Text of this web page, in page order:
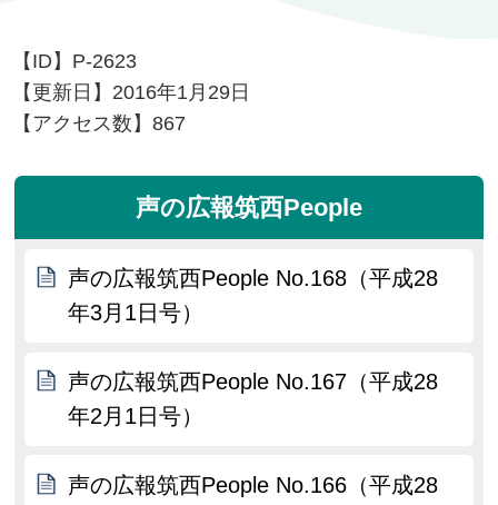
【ID】 P-2623
【更新日】 2016年1月29日
【アクセス数】867
声の広報筑西People
声の広報筑西People No.168（平成28
年3月1日号）
声の広報筑西People No.167（平成28
年2月1日号）
声の広報筑西People No.166（平成28